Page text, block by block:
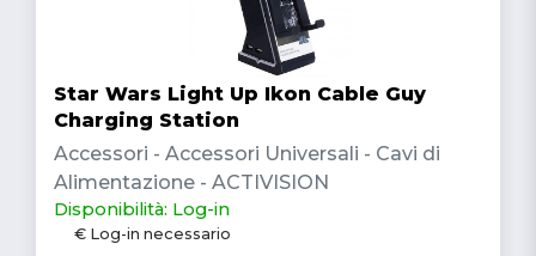
Star Wars Light Up Ikon Cable Guy
Charging Station
Accessori - Accessori Universali - Cavi di
Alimentazione - ACTIVISION
Disponibilità: Log-in
€ Log-in necessario